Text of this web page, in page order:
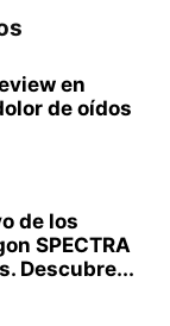
en
de oídos
de los
SPECTRA
Descubre...